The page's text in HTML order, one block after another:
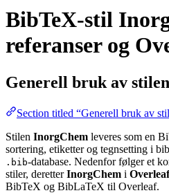
BibTeX-stil
referanser og
Generell bruk av stilen
Section titled “Generell bruk av
Stilen InorgChem leveres som en
sortering, etiketter og tegnsetting i
.bib-database. Nedenfor følger et
stiler, deretterInorgChem i Overleaf
BibTeX og BibLaTeX til Overleaf.